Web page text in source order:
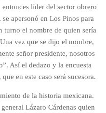
líder del sector obrero
apersonó en Los Pinos para
turno el nombre de quien sería
vez que se dijo el nombre,
señor presidente, nosotros
Así el dedazo y la encuesta
en este caso será sucesora.
de la historia mexicana.
Lázaro Cárdenas quien